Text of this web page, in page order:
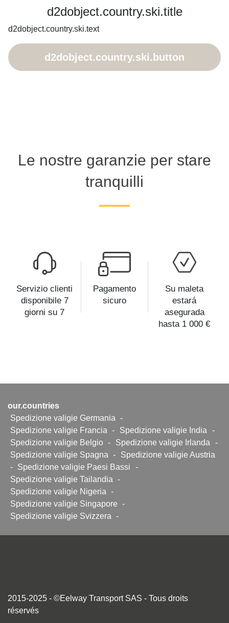
d2dobject.country.ski.title
d2dobject.country.ski.text
d2dobject.country.ski.button
Le nostre garanzie per stare
tranquilli
Servizio clienti
disponibile 7
giorni su 7
Pagamento
sicuro
Su maleta
estará
asegurada
hasta 1 000 €
our.countries
Spedizione valigie Germania
-
Spedizione valigie Francia
- Spedizione valigie India
-
Spedizione valigie Belgio - Spedizione valigie Irlanda
-
Spedizione valigie Spagna
-
Spedizione valigie Austria
-
Spedizione valigie Paesi Bassi
-
Spedizione valigie Tailandia
-
Spedizione valigie Nigeria
-
Spedizione valigie Singapore
-
Spedizione valigie Svizzera
-
2015-2025 - ©Eelway Transport SAS - Tous droits
réservés